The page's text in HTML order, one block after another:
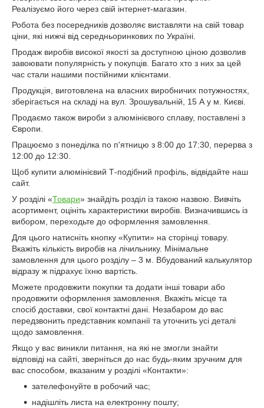
Реалізуємо його через свій інтернет-магазин.
Робота без посередників дозволяє виставляти на свій товар
ціни, які нижчі від середньоринкових по Україні.
Продаж виробів високої якості за доступною ціною дозволив
завоювати популярність у покупців. Багато хто з них за цей
час стали нашими постійними клієнтами.
Продукція, виготовлена ​​на власних виробничих потужностях,
зберігається на складі на вул. Зрошувальній, 15 А у м. Києві.
Продаємо також вироби з алюмінієвого сплаву, поставлені з
Європи.
Працюємо з понеділка по п'ятницю з 8:00 до 17:30, перерва з
12:00 до 12:30.
Щоб купити алюмінієвий Т-подібний профіль, відвідайте наш
сайт.
У розділі «Товари» знайдіть розділ із такою назвою. Вивчіть
асортимент, оцініть характеристики виробів. Визначившись із
вибором, переходьте до оформлення замовлення.
Для цього натисніть кнопку «Купити» на сторінці товару.
Вкажіть кількість виробів на лічильнику. Мінімальне
замовлення для цього розділу – 3 м. Вбудований калькулятор
відразу ж підрахує їхню вартість.
Можете продовжити покупки та додати інші товари або
продовжити оформлення замовлення. Вкажіть місце та
спосіб доставки, свої контактні дані. Незабаром до вас
передзвонить представник компанії та уточнить усі деталі
щодо замовлення.
Якщо у вас виникли питання, на які не змогли знайти
відповіді на сайті, зверніться до нас будь-яким зручним для
вас способом, вказаним у розділі «Контакти»:
зателефонуйте в робочий час;
надішліть листа на електронну пошту;